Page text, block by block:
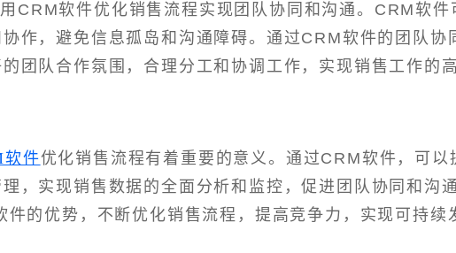
CRM软件优化销售流程实现团队协同和沟通。CRM软件
作，避免信息孤岛和沟通障碍。通过CRM软件的团队协
团队合作氛围，合理分工和协调工作，实现销售工作的
软件优化销售流程有着重要的意义。通过CRM软件，可以
，实现销售数据的全面分析和监控，促进团队协同和沟通
件的优势，不断优化销售流程，提高竞争力，实现可持续